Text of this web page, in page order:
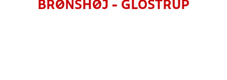
BRØNSHØJ - GLOSTRUP